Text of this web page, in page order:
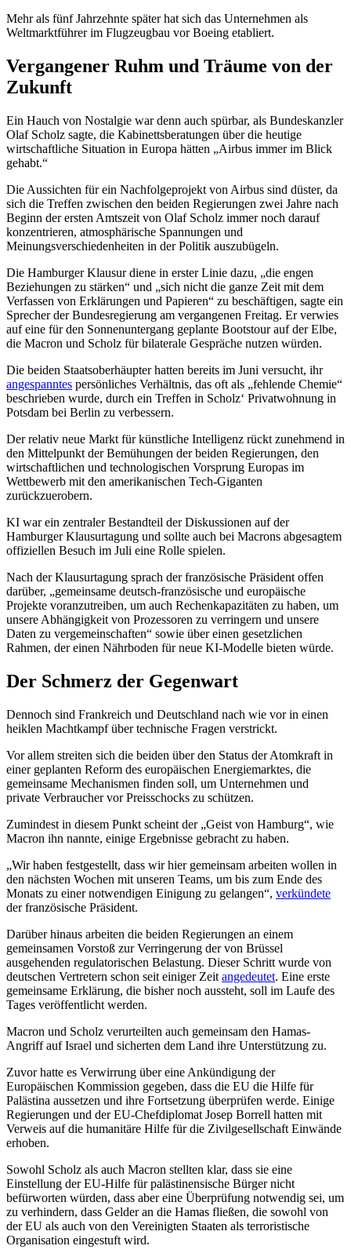
Mehr als fünf Jahrzehnte später hat sich das Unternehmen als
Weltmarktführer im Flugzeugbau vor Boeing etabliert.
Vergangener Ruhm und Träume von der
Zukunft
Ein Hauch von Nostalgie war denn auch spürbar, als Bundeskanzler
Olaf Scholz sagte, die Kabinettsberatungen über die heutige
wirtschaftliche Situation in Europa hätten „Airbus immer im Blick
gehabt.“
Die Aussichten für ein Nachfolgeprojekt von Airbus sind düster, da
sich die Treffen zwischen den beiden Regierungen zwei Jahre nach
Beginn der ersten Amtszeit von Olaf Scholz immer noch darauf
konzentrieren, atmosphärische Spannungen und
Meinungsverschiedenheiten in der Politik auszubügeln.
Die Hamburger Klausur diene in erster Linie dazu, „die engen
Beziehungen zu stärken“ und „sich nicht die ganze Zeit mit dem
Verfassen von Erklärungen und Papieren“ zu beschäftigen, sagte ein
Sprecher der Bundesregierung am vergangenen Freitag. Er verwies
auf eine für den Sonnenuntergang geplante Bootstour auf der Elbe,
die Macron und Scholz für bilaterale Gespräche nutzen würden.
Die beiden Staatsoberhäupter hatten bereits im Juni versucht, ihr
angespanntes persönliches Verhältnis, das oft als „fehlende Chemie“
beschrieben wurde, durch ein Treffen in Scholz‘ Privatwohnung in
Potsdam bei Berlin zu verbessern.
Der relativ neue Markt für künstliche Intelligenz rückt zunehmend in
den Mittelpunkt der Bemühungen der beiden Regierungen, den
wirtschaftlichen und technologischen Vorsprung Europas im
Wettbewerb mit den amerikanischen Tech-Giganten
zurückzuerobern.
KI war ein zentraler Bestandteil der Diskussionen auf der
Hamburger Klausurtagung und sollte auch bei Macrons abgesagtem
offiziellen Besuch im Juli eine Rolle spielen.
Nach der Klausurtagung sprach der französische Präsident offen
darüber, „gemeinsame deutsch-französische und europäische
Projekte voranzutreiben, um auch Rechenkapazitäten zu haben, um
unsere Abhängigkeit von Prozessoren zu verringern und unsere
Daten zu vergemeinschaften“ sowie über einen gesetzlichen
Rahmen, der einen Nährboden für neue KI-Modelle bieten würde.
Der Schmerz der Gegenwart
Dennoch sind Frankreich und Deutschland nach wie vor in einen
heiklen Machtkampf über technische Fragen verstrickt.
Vor allem streiten sich die beiden über den Status der Atomkraft in
einer geplanten Reform des europäischen Energiemarktes, die
gemeinsame Mechanismen finden soll, um Unternehmen und
private Verbraucher vor Preisschocks zu schützen.
Zumindest in diesem Punkt scheint der „Geist von Hamburg“, wie
Macron ihn nannte, einige Ergebnisse gebracht zu haben.
„Wir haben festgestellt, dass wir hier gemeinsam arbeiten wollen in
den nächsten Wochen mit unseren Teams, um bis zum Ende des
Monats zu einer notwendigen Einigung zu gelangen“, verkündete
der französische Präsident.
Darüber hinaus arbeiten die beiden Regierungen an einem
gemeinsamen Vorstoß zur Verringerung der von Brüssel
ausgehenden regulatorischen Belastung. Dieser Schritt wurde von
deutschen Vertretern schon seit einiger Zeit angedeutet. Eine erste
gemeinsame Erklärung, die bisher noch aussteht, soll im Laufe des
Tages veröffentlicht werden.
Macron und Scholz verurteilten auch gemeinsam den Hamas-
Angriff auf Israel und sicherten dem Land ihre Unterstützung zu.
Zuvor hatte es Verwirrung über eine Ankündigung der
Europäischen Kommission gegeben, dass die EU die Hilfe für
Palästina aussetzen und ihre Fortsetzung überprüfen werde. Einige
Regierungen und der EU-Chefdiplomat Josep Borrell hatten mit
Verweis auf die humanitäre Hilfe für die Zivilgesellschaft Einwände
erhoben.
Sowohl Scholz als auch Macron stellten klar, dass sie eine
Einstellung der EU-Hilfe für palästinensische Bürger nicht
befürworten würden, dass aber eine Überprüfung notwendig sei, um
zu verhindern, dass Gelder an die Hamas fließen, die sowohl von
der EU als auch von den Vereinigten Staaten als terroristische
Organisation eingestuft wird.